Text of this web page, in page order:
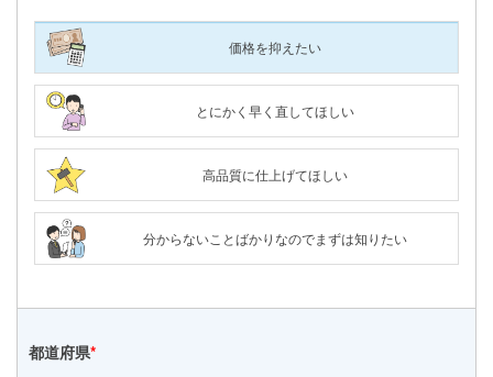
価格を抑えたい
とにかく早く直してほしい
高品質に仕上げてほしい
分からないことばかりなのでまずは知りたい
都道府県*